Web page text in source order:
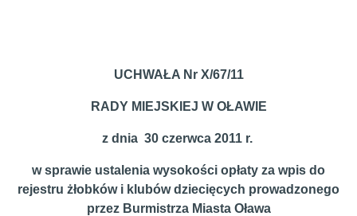
UCHWAŁA Nr X/67/11
RADY MIEJSKIEJ W OŁAWIE
z dnia 30 czerwca 2011 r.
w sprawie ustalenia wysokości opłaty za wpis do
rejestru żłobków i klubów dziecięcych prowadzonego
przez Burmistrza Miasta Oława